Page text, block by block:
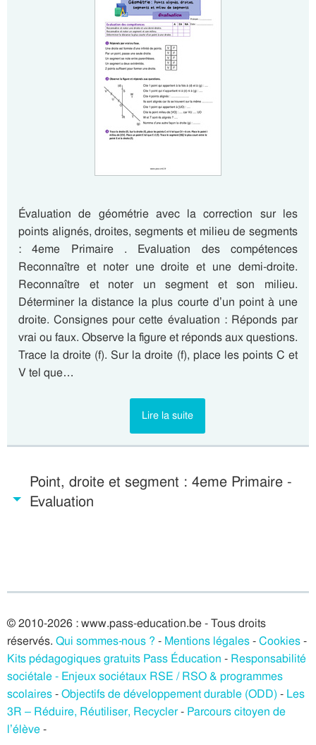
Évaluation de géométrie avec la correction sur les
points alignés, droites, segments et milieu de segments
: 4eme Primaire . Evaluation des compétences
Reconnaître et noter une droite et une demi-droite.
Reconnaître et noter un segment et son milieu.
Déterminer la distance la plus courte d’un point à une
droite. Consignes pour cette évaluation : Réponds par
vrai ou faux. Observe la figure et réponds aux questions.
Trace la droite (f). Sur la droite (f), place les points C et
V tel que…
Lire la suite
Point, droite et segment : 4eme Primaire -
Evaluation
© 2010-2026 : www.pass-education.be - Tous droits
réservés. Qui sommes-nous ? - Mentions légales-Cookies-
Kits pédagogiques gratuits Pass Éducation - Responsabilité
sociétale - Enjeux sociétaux RSE / RSO & programmes
scolaires-Objectifs de développement durable (ODD) - Les
3R – Réduire, Réutiliser, Recycler- Parcours citoyen de
l’élève-